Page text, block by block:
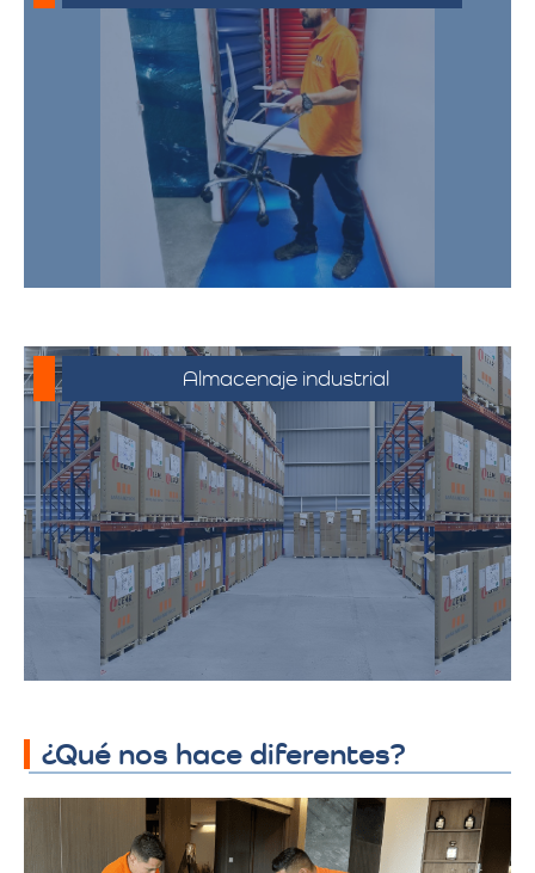
Soluciones de almacenamiento
empresarial que incluyen espacio para
mobiliario de oficina, documentos y
equipos. Nuestras bodegas están
diseñadas para satisfacer las
necesidades de su negocio,
proporcionando un entorno seguro y
eficiente.
Almacenaje industrial
Espacios diseñados para productos y
mercancías industriales, incluyendo
productos químicos y telas. Ofrecemos
soluciones adaptadas a los requisitos
específicos de almacenamiento
industrial, garantizando seguridad y
accesibilidad.
¿Qué nos hace diferentes?